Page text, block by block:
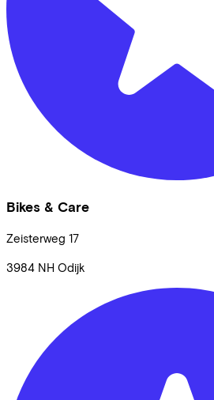
Bikes & Care
Zeisterweg 17
3984 NH Odijk